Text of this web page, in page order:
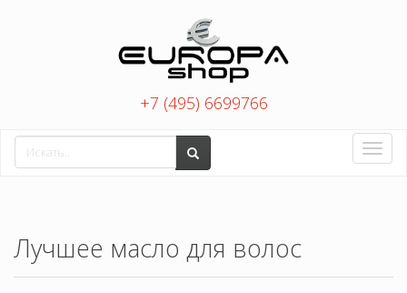
+7 (495) 6699766
Toggle
Лучшее масло для волос